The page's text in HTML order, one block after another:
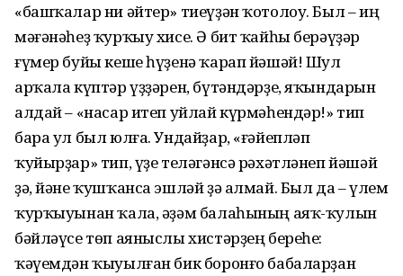
«башҡалар ни әйтер» тиеүҙән ҡотолоу. Был – иң
мәғәнәһеҙ ҡурҡыу хисе. Ә бит ҡайһы берәүҙәр
ғүмер буйы кеше һүҙенә ҡарап йәшәй! Шул
арҡала күптәр үҙҙәрен, бүтәндәрҙе, яҡындарын
алдай – «насар итеп уйлай күрмә­һендәр!» тип
бара ул был юлға. Ундайҙар, «ғәйепләп
ҡуйырҙар» тип, үҙе теләгәнсә рәхәтләнеп йәшәй
ҙә, йәне ҡушҡанса эшләй ҙә алмай. Был да – үлем
ҡурҡыуынан ҡала, әҙәм балаһының аяҡ-ҡулын
бәйләүсе төп аяныслы хистәрҙең береһе:
ҡәүемдән ҡыуылған бик боронғо бабаларҙан